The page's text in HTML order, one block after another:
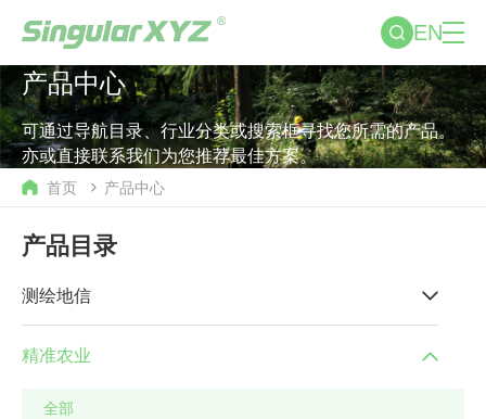
EN
产品中心
可通过导航目录、行业分类或搜索框寻找您所需的产品。
亦或直接联系我们为您推荐最佳方案。
首页 产品中心
产品目录
测绘地信
精准农业
全部